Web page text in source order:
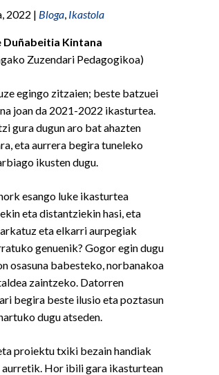
2022 | Bloga Ikastola
Duñabeitia Kintana
Zuzendari Pedagogikoa)
egingo zitzaien; beste batzuei
joan da 2021-2022 ikasturtea.
gura dugun aro bat ahazten
eta aurrera begira tuneleko
ikusten dugu.
esango luke ikasturtea
eta distantziekin hasi, eta
eta elkarri aurpegiak
genuenik? Gogor egin dugu
osasuna babesteko, norbanakoa
zaintzeko. Datorren
begira beste ilusio eta poztasun
dugu atseden.
proiektu txiki bezain handiak
Hor ibili gara ikasturtean